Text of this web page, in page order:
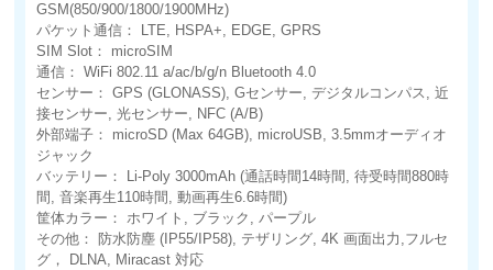
GSM(850/900/1800/1900MHz)
パケット通信： LTE, HSPA+, EDGE, GPRS
SIM Slot： microSIM
通信： WiFi 802.11 a/ac/b/g/n Bluetooth 4.0
センサー： GPS (GLONASS), Gセンサー, デジタルコンパス, 近
接センサー, 光センサー, NFC (A/B)
外部端子： microSD (Max 64GB), microUSB, 3.5mmオーディオ
ジャック
バッテリー： Li-Poly 3000mAh (通話時間14時間, 待受時間880時
間, 音楽再生110時間, 動画再生6.6時間)
筐体カラー： ホワイト, ブラック, パープル
その他： 防水防塵 (IP55/IP58), テザリング, 4K 画面出力,フルセ
グ， DLNA, Miracast 対応